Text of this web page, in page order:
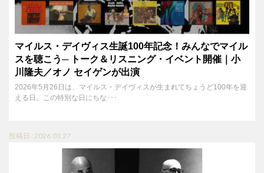
マイルス・デイヴィス生誕100年記念！みんなでマイル
スを聴こう─ トーク＆リスニング・イベント開催｜小
川隆夫／オノ セイゲンが出演
2026年5月26日は、マイルス・デイヴィスが生まれてちょうど100年を迎
える日。この特別な日にちな･･･
投稿日 : 2026.03.27